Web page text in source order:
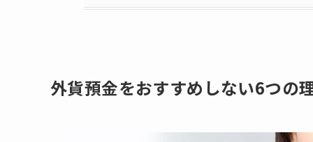
外貨預金をおすすめしない6つの